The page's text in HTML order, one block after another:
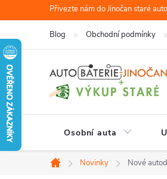
na
obsah
Přivezte nám do Jinočan staré
Blog Obchodní podmínky
Osobní auta
Domů
Novinky Nové